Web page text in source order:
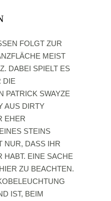
FOLGT ZUR
MEIST
DABEI SPIELT ES
DIE
PATRICK SWAYZE
AUS DIRTY
EHER
STEINS
NUR, DASS IHR
HABT. EINE SACHE
ZU BEACHTEN.
IST, BEIM